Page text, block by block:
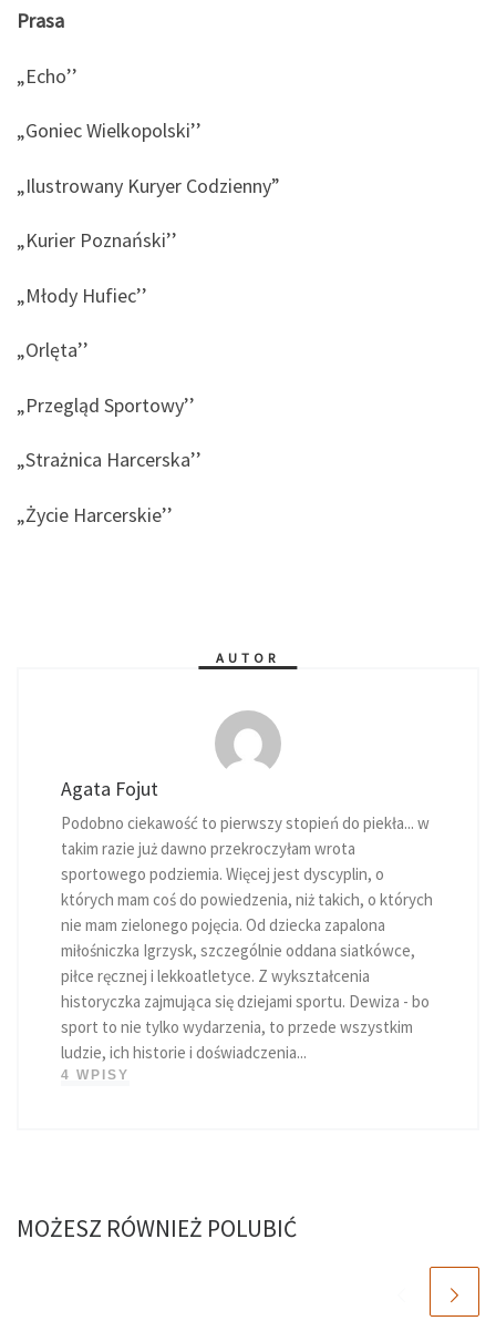
Prasa
„Echo’’
„Goniec Wielkopolski’’
„Ilustrowany Kuryer Codzienny”
„Kurier Poznański’’
„Młody Hufiec’’
„Orlęta’’
„Przegląd Sportowy’’
„Strażnica Harcerska’’
„Życie Harcerskie’’
AUTOR
Agata Fojut
Podobno ciekawość to pierwszy stopień do piekła... w
takim razie już dawno przekroczyłam wrota
sportowego podziemia. Więcej jest dyscyplin, o
których mam coś do powiedzenia, niż takich, o których
nie mam zielonego pojęcia. Od dziecka zapalona
miłośniczka Igrzysk, szczególnie oddana siatkówce,
piłce ręcznej i lekkoatletyce. Z wykształcenia
historyczka zajmująca się dziejami sportu. Dewiza - bo
sport to nie tylko wydarzenia, to przede wszystkim
ludzie, ich historie i doświadczenia...
4 WPISY
MOŻESZ RÓWNIEŻ POLUBIĆ